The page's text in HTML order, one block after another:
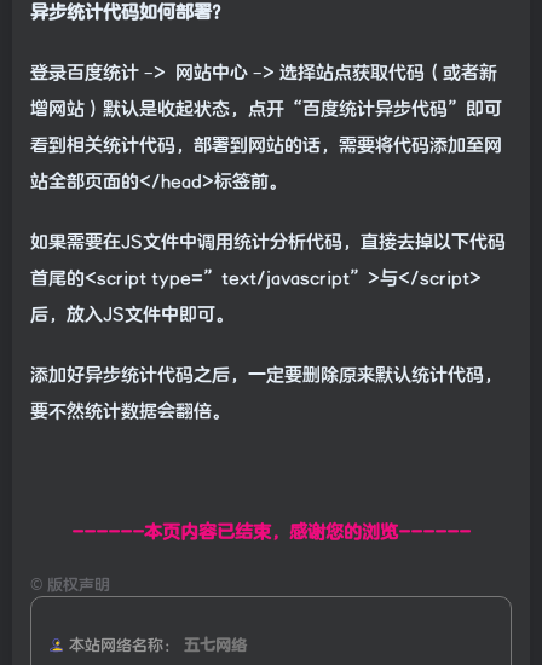
异步统计代码如何部署？
登录百度统计 –> 网站中心 –> 选择站点获取代码（或者新
增网站）默认是收起状态，点开“百度统计异步代码”即可
看到相关统计代码，部署到网站的话，需要将代码添加至网
站全部页面的</head>标签前。
如果需要在JS文件中调用统计分析代码，直接去掉以下代码
首尾的<script type=”text/javascript”>与</script>
后，放入JS文件中即可。
添加好异步统计代码之后，一定要删除原来默认统计代码，
要不然统计数据会翻倍。
------本页内容已结束，感谢您的浏览------
© 版权声明
本站网络名称：
五七网络